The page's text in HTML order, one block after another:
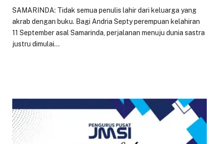
SAMARINDA: Tidak semua penulis lahir dari keluarga yang
akrab dengan buku. Bagi Andria Septy perempuan kelahiran
11 September asal Samarinda, perjalanan menuju dunia sastra
justru dimulai…